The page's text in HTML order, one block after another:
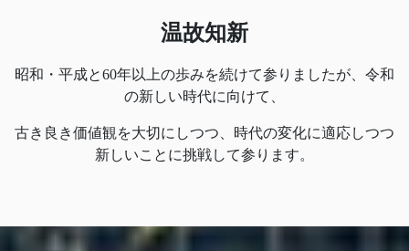
温故知新
昭和・平成と60年以上の歩みを続けて参りましたが、令和
の新しい時代に向けて、
古き良き価値観を大切にしつつ、時代の変化に適応しつつ
新しいことに挑戦して参ります。